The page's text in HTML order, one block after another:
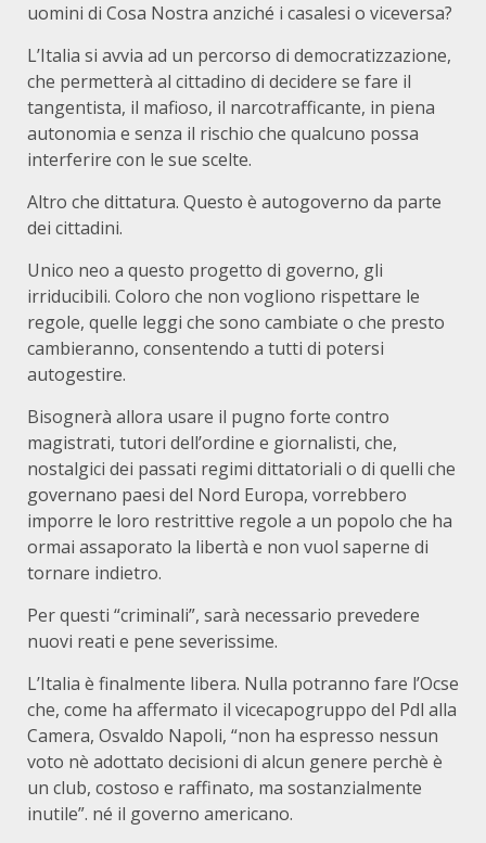
uomini di Cosa Nostra anziché i casalesi o viceversa?
L’Italia si avvia ad un percorso di democratizzazione,
che permetterà al cittadino di decidere se fare il
tangentista, il mafioso, il narcotrafficante, in piena
autonomia e senza il rischio che qualcuno possa
interferire con le sue scelte.
Altro che dittatura. Questo è autogoverno da parte
dei cittadini.
Unico neo a questo progetto di governo, gli
irriducibili. Coloro che non vogliono rispettare le
regole, quelle leggi che sono cambiate o che presto
cambieranno, consentendo a tutti di potersi
autogestire.
Bisognerà allora usare il pugno forte contro
magistrati, tutori dell’ordine e giornalisti, che,
nostalgici dei passati regimi dittatoriali o di quelli che
governano paesi del Nord Europa, vorrebbero
imporre le loro restrittive regole a un popolo che ha
ormai assaporato la libertà e non vuol saperne di
tornare indietro.
Per questi “criminali”, sarà necessario prevedere
nuovi reati e pene severissime.
L’Italia è finalmente libera. Nulla potranno fare l’Ocse
che, come ha affermato il vicecapogruppo del Pdl alla
Camera, Osvaldo Napoli, “non ha espresso nessun
voto nè adottato decisioni di alcun genere perchè è
un club, costoso e raffinato, ma sostanzialmente
inutile”. né il governo americano.